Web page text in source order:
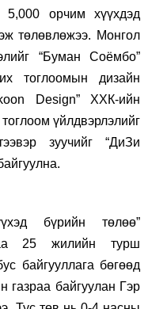
орчим хүүхдэд
төлөвлөжээ. Монгол
“Буман Соёмбо”
тоглоомын дизайн
Design” ХХК-ийн
үйлдвэрлэлийг
зуучийг “ДиЗи
бүрийн төлөө”
25 жилийн турш
байгууллага бөгөөд
газраа байгуулан Гэр